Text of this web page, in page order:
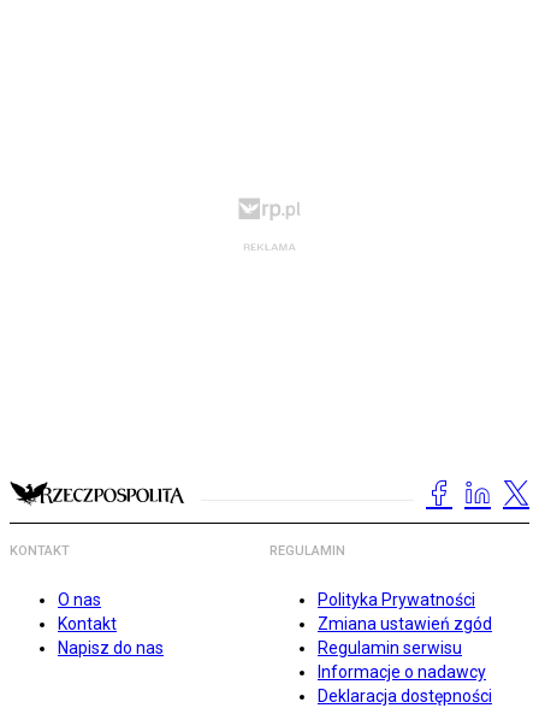
KONTAKT
O nas
Kontakt
Napisz do nas
REGULAMIN
Polityka Prywatności
Zmiana ustawień zgód
Regulamin serwisu
Informacje o nadawcy
Deklaracja dostępności